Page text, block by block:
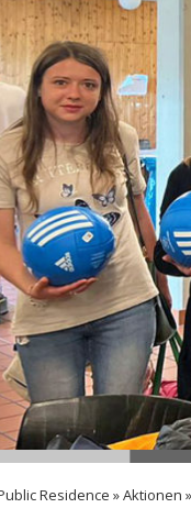
Residence »Aktionen »